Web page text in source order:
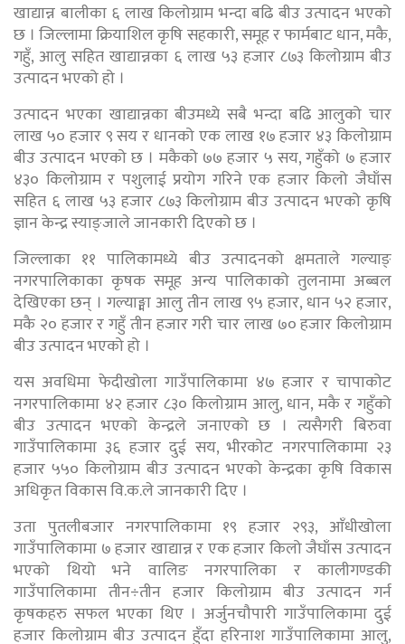
खाद्यान्न बालीका ६ लाख किलोग्राम भन्दा बढि बीउ उत्पादन भएको
छ । जिल्लामा क्रियाशिल कृषि सहकारी, समूह र फार्मबाट धान, मकै,
गहुँ, आलु सहित खाद्यान्नका ६ लाख ५३ हजार ८७३ किलोग्राम बीउ
उत्पादन भएको हो ।
उत्पादन भएका खाद्यान्नका बीउमध्ये सबै भन्दा बढि आलुको चार
लाख ५० हजार ९ सय र धानको एक लाख १७ हजार ४३ किलोग्राम
बीउ उत्पादन भएको छ । मकैको ७७ हजार ५ सय, गहुँको ७ हजार
४३० किलोग्राम र पशुलाई प्रयोग गरिने एक हजार किलो जैघाँस
सहित ६ लाख ५३ हजार ८७३ किलोग्राम बीउ उत्पादन भएको कृषि
ज्ञान केन्द्र स्याङ्जाले जानकारी दिएको छ ।
जिल्लाका ११ पालिकामध्ये बीउ उत्पादनको क्षमताले गल्याङ्
नगरपालिकाका कृषक समूह अन्य पालिकाको तुलनामा अब्बल
देखिएका छन् । गल्याङ्मा आलु तीन लाख ९५ हजार, धान ५२ हजार,
मकै २० हजार र गहुँ तीन हजार गरी चार लाख ७० हजार किलोग्राम
बीउ उत्पादन भएको हो ।
यस अवधिमा फेदीखोला गाउँपालिकामा ४७ हजार र चापाकोट
नगरपालिकामा ४२ हजार ८३० किलोग्राम आलु, धान, मकै र गहुँको
बीउ उत्पादन भएको केन्द्रले जनाएको छ । त्यसैगरी बिरुवा
गाउँपालिकामा ३६ हजार दुई सय, भीरकोट नगरपालिकामा २३
हजार ५५० किलोग्राम बीउ उत्पादन भएको केन्द्रका कृषि विकास
अधिकृत विकास वि.क.ले जानकारी दिए ।
उता पुतलीबजार नगरपालिकामा १९ हजार २९३, आँधीखोला
गाउँपालिकामा ७ हजार खाद्यान्न र एक हजार किलो जैघाँस उत्पादन
भएको थियो भने वालिङ नगरपालिका र कालीगण्डकी
गाउँपालिकामा तीन÷तीन हजार किलोग्राम बीउ उत्पादन गर्न
कृषकहरु सफल भएका थिए । अर्जुनचौपारी गाउँपालिकामा दुई
हजार किलोग्राम बीउ उत्पादन हुँदा हरिनाश गाउँपालिकामा आलु,